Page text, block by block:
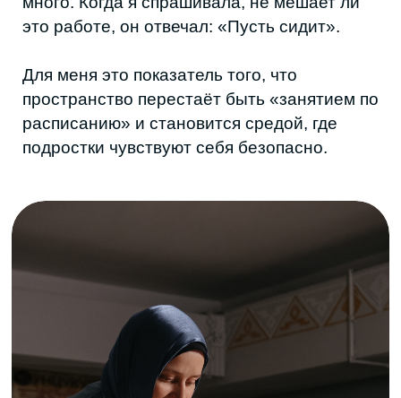
— Центр задумывался как временная
— Нет. Я отсюда не ухожу. Школа —